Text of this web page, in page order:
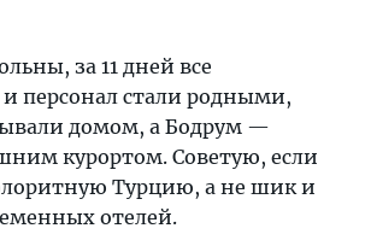
за 11 дней все
персонал стали родными,
домом, а Бодрум —
курортом. Советую, если
Турцию, а не шик и
отелей.